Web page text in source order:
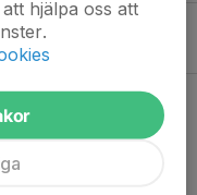
2013
hjälpa oss att